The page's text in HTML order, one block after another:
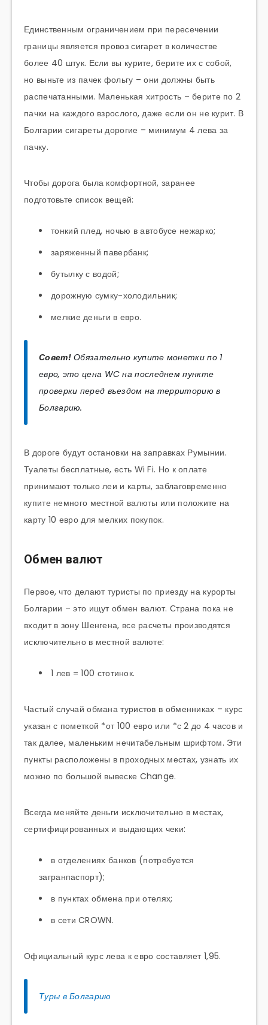
Единственным ограничением при пересечении
границы является провоз сигарет в количестве
более 40 штук. Если вы курите, берите их с собой,
но выньте из пачек фольгу – они должны быть
распечатанными. Маленькая хитрость – берите по 2
пачки на каждого взрослого, даже если он не курит. В
Болгарии сигареты дорогие – минимум 4 лева за
пачку.
Чтобы дорога была комфортной, заранее
подготовьте список вещей:
тонкий плед, ночью в автобусе нежарко;
заряженный павербанк;
бутылку с водой;
дорожную сумку-холодильник;
мелкие деньги в евро.
Совет!Обязательно купите монетки по 1
евро, это цена WC на последнем пункте
проверки перед въездом на территорию в
Болгарию.
В дороге будут остановки на заправках Румынии.
Туалеты бесплатные, есть Wi Fi. Но к оплате
принимают только леи и карты, заблаговременно
купите немного местной валюты или положите на
карту 10 евро для мелких покупок.
Обмен валют
Первое, что делают туристы по приезду на курорты
Болгарии – это ищут обмен валют. Страна пока не
входит в зону Шенгена, все расчеты производятся
исключительно в местной валюте:
1 лев = 100 стотинок.
Частый случай обмана туристов в обменниках – курс
указан с пометкой *от 100 евро или *с 2 до 4 часов и
так далее, маленьким нечитабельным шрифтом. Эти
пункты расположены в проходных местах, узнать их
можно по большой вывеске Change.
Всегда меняйте деньги исключительно в местах,
сертифицированных и выдающих чеки:
в отделениях банков (потребуется
загранпаспорт);
в пунктах обмена при отелях;
в сети CROWN.
Официальный курс лева к евро составляет 1,95.
Туры в Болгарию